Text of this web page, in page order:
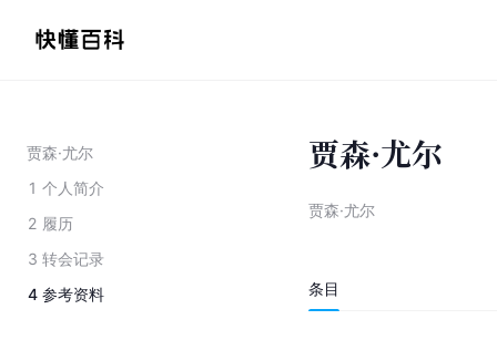
贾森·尤尔
1 个人简介
2 履历
3 转会记录
4 参考资料
贾森·尤尔
贾森·尤尔
条目